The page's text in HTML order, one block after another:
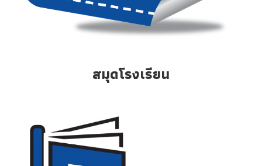
สมุดโรงเรียน